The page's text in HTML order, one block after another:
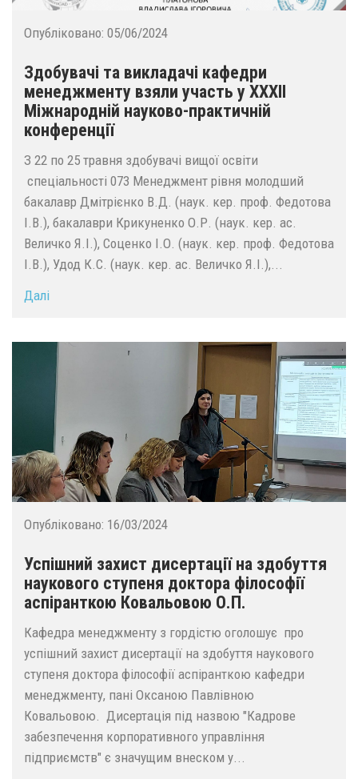
Опубліковано: 05/06/2024
Здобувачі та викладачі кафедри
менеджменту взяли участь у XXXII
Міжнародній науково-практичній
конференції
З 22 по 25 травня здобувачі вищої освіти
спеціальності 073 Менеджмент рівня молодший
бакалавр Дмітрієнко В.Д. (наук. кер. проф. Федотова
І.В.), бакалаври Крикуненко О.Р. (наук. кер. ас.
Величко Я.І.), Соценко І.О. (наук. кер. проф. Федотова
І.В.), Удод К.С. (наук. кер. ас. Величко Я.І.),...
Далі
Опубліковано: 16/03/2024
Успішний захист дисертації на здобуття
наукового ступеня доктора філософії
аспіранткою Ковальовою О.П.
Кафедра менеджменту з гордістю оголошує про
успішний захист дисертації на здобуття наукового
ступеня доктора філософії аспіранткою кафедри
менеджменту, пані Оксаною Павлівною
Ковальовою. Дисертація під назвою "Кадрове
забезпечення корпоративного управління
підприємств" є значущим внеском у...